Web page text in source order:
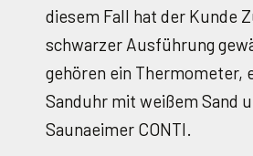
diesem Fall hat der Kunde
schwarzer Ausführung
gehören ein Thermometer,
Sanduhr mit weißem Sand
Saunaeimer CONTI.